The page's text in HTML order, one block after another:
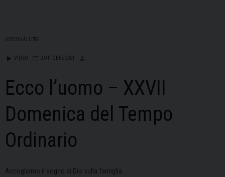
VIDEOGALLERY
VIDEO 2 OTTOBRE 2021
Ecco l’uomo – XXVII
Domenica del Tempo
Ordinario
Accogliamo il sogno di Dio sulla famiglia.